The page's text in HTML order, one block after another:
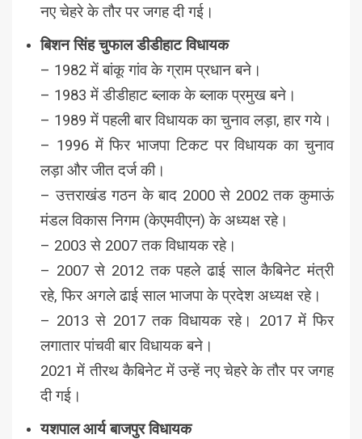
नए चेहरे के तौर पर जगह दी गई।
बिशन सिंह चुफाल डीडीहाट विधायक
– 1982 में बांकू गांव के ग्राम प्रधान बने।
– 1983 में डीडीहाट ब्लाक के ब्लाक प्रमुख बने।
– 1989 में पहली बार विधायक का चुनाव लड़ा, हार गये।
– 1996 में फिर भाजपा टिकट पर विधायक का चुनाव
लड़ा और जीत दर्ज की।
– उत्तराखंड गठन के बाद 2000 से 2002 तक कुमाऊं
मंडल विकास निगम (केएमवीएन) के अध्यक्ष रहे।
– 2003 से 2007 तक विधायक रहे।
– 2007 से 2012 तक पहले ढाई साल कैबिनेट मंत्री
रहे, फिर अगले ढाई साल भाजपा के प्रदेश अध्यक्ष रहे।
– 2013 से 2017 तक विधायक रहे। 2017 में फिर
लगातार पांचवी बार विधायक बने।
2021 में तीरथ कैबिनेट में उन्हें नए चेहरे के तौर पर जगह
दी गई।
यशपाल आर्य बाजपुर विधायक